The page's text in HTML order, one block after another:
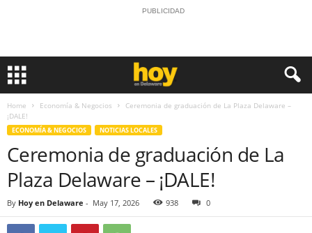
PUBLICIDAD
Home Economía & Negocios
Ceremonia de graduación de La Plaza Delaware –
¡DALE!
ECONOMÍA & NEGOCIOS NOTICIAS LOCALES
Ceremonia de graduación de La
Plaza Delaware – ¡DALE!
By Hoy en Delaware - May 17, 2026 938 0